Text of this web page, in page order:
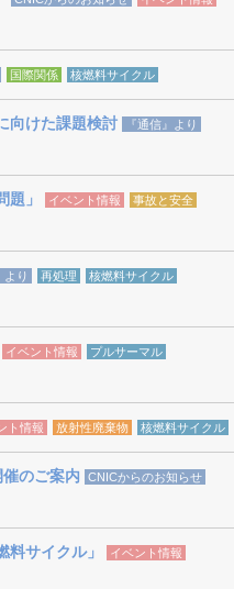
国際関係 核燃料サイクル
向けた課題検討
『通信』より
」 イベント情報
事故と安全
より 再処理
核燃料サイクル
イベント情報
プルサーマル
ト情報 放射性廃棄物 核燃料サイクル
のご案内
CNICからのお知らせ
サイクル」
イベント情報